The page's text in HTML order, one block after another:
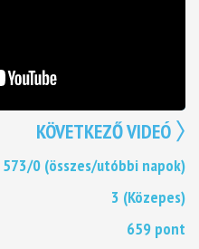
KÖVETKEZŐ VIDEÓ
573/0 (összes/utóbbi napok)
3 (Közepes)
659 pont